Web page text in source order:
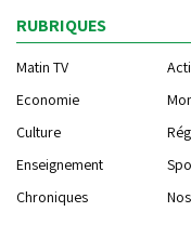
RUBRIQUES
Matin TV
Economie
Culture
Enseignement
Chroniques